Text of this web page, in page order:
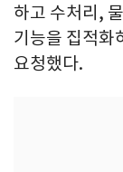
하고 수처리,
기능을 집적화
요청했다.